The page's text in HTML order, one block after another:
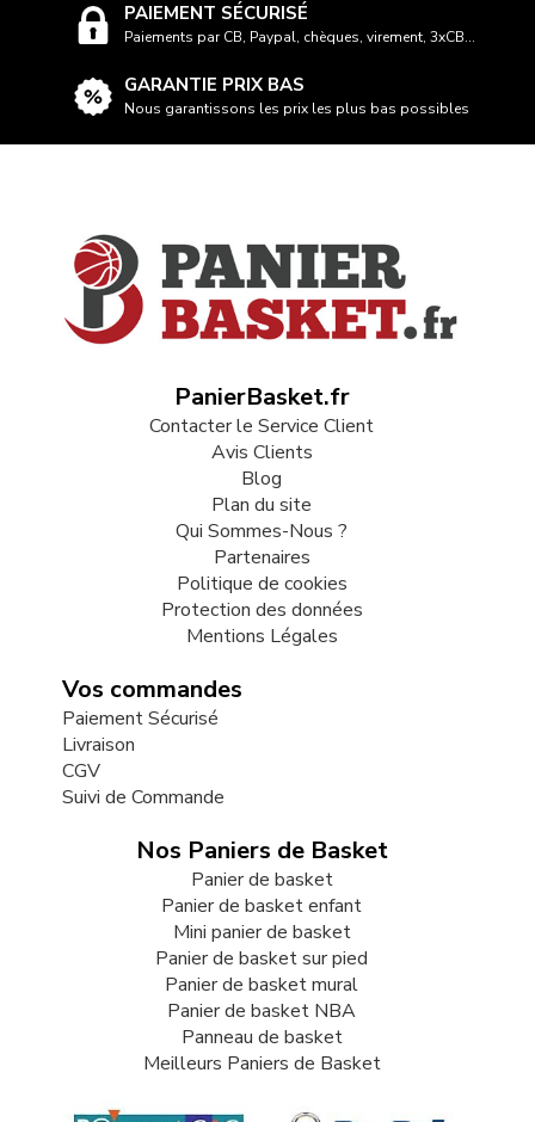
PAIEMENT SÉCURISÉ
Paiements par CB, Paypal, chèques, virement, 3xCB...
GARANTIE PRIX BAS
Nous garantissons les prix les plus bas possibles
PanierBasket.fr
Contacter le Service Client
Avis Clients
Blog
Plan du site
Qui Sommes-Nous ?
Partenaires
Politique de cookies
Protection des données
Mentions Légales
Vos commandes
Paiement Sécurisé
Livraison
CGV
Suivi de Commande
Nos Paniers de Basket
Panier de basket
Panier de basket enfant
Mini panier de basket
Panier de basket sur pied
Panier de basket mural
Panier de basket NBA
Panneau de basket
Meilleurs Paniers de Basket